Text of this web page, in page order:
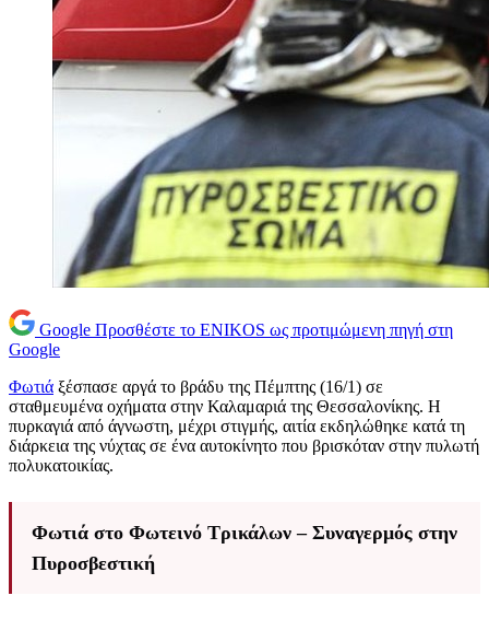
Google Προσθέστε το ENIKOS ως προτιμώμενη πηγή στη
Google
Φωτιά ξέσπασε αργά το βράδυ της Πέμπτης (16/1) σε
σταθμευμένα οχήματα στην Καλαμαριά της Θεσσαλονίκης. Η
πυρκαγιά από άγνωστη, μέχρι στιγμής, αιτία εκδηλώθηκε κατά τη
διάρκεια της νύχτας σε ένα αυτοκίνητο που βρισκόταν στην πυλωτή
πολυκατοικίας.
Φωτιά στο Φωτεινό Τρικάλων – Συναγερμός στην
Πυροσβεστική